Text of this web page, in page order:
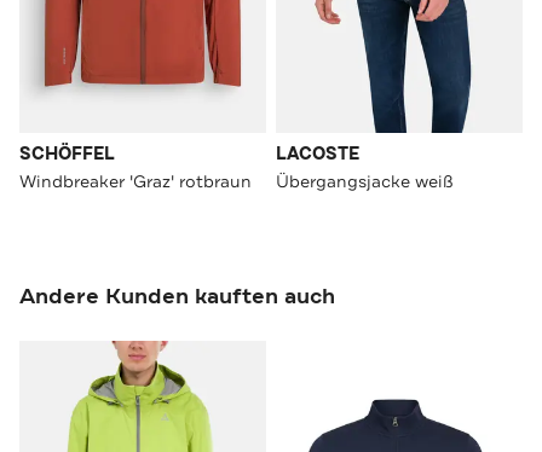
SCHÖFFEL
Windbreaker 'Graz' rotbraun
LACOSTE
Übergangsjacke weiß
Andere Kunden kauften auch